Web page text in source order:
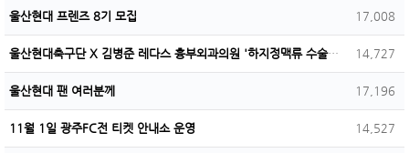
울산현대 프렌즈 8기 모집 17,008
울산현대축구단 X 김병준 레다스 흉부외과의원 '하지정맥류 수술' 대상자 모집 14,727
울산현대 팬 여러분께 17,196
11월 1일 광주FC전 티켓 안내소 운영 14,527